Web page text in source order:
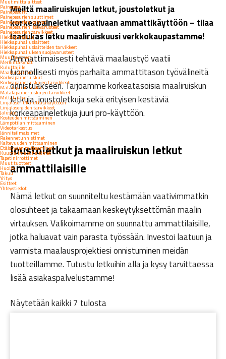
Painepesu
Painepesurit
Painepesurien suuttimet
Painepesurien kahvat
Painepesurien lisävarusteet
Painepesurien tarvikkeet
Hiekkapuhallus
Hiekkapuhalluslaitteet
Hiekkapuhalluslaitteiden tarvikkeet
Hiekkapuhalluksen suojavarusteet
Muut tuotteet
Merkintäkynät
Kuluttajille
Maalauslaitteet
Korkeapaineruiskut
Korkeapaineruiskujen tarvikkeet
Matalapaineruiskut
Matalapaineruiskujen tarvikkeet
Mittalaitteet
Linjalaserit kuluttajakäyttöön
Linjalasereiden tarvikkeet
Jalustat
Kosteuden mittaaminen
Lämpötilan mittaaminen
Videotarkastus
Jänniteilmaisimet
Rakennetunnistimet
Kaltevuuden mittaaminen
Etäisyyden mittaaminen
Kuumailmapuhaltimet
Tapetinirrottimet
Muut tuotteet
Huolto
Takuu
Yritys
Esitteet
Yhteystiedot
Meiltä maaliruiskujen letkut, joustoletkut ja
korkeapaineletkut vaativaan ammattikäyttöön – tilaa
laadukas letku maaliruiskuusi verkkokaupastamme!
Ammattimaisesti tehtävä maalaustyö vaatii
luonnollisesti myös parhaita ammattitason työvälineitä
onnistuakseen. Tarjoamme korkeatasoisia maaliruiskun
letkuja, joustoletkuja sekä erityisen kestäviä
korkeapaineletkuja juuri pro-käyttöön.
Joustoletkut ja maaliruiskun letkut
ammattilaisille
Nämä letkut on suunniteltu kestämään vaativimmatkin
olosuhteet ja takaamaan keskeytyksettömän maalin
virtauksen. Valikoimamme on suunnattu ammattilaisille,
jotka haluavat vain parasta työssään. Investoi laatuun ja
varmista maalausprojektiesi onnistuminen meidän
tuotteillamme. Tutustu letkuihin alla ja kysy tarvittaessa
lisää asiakaspalvelustamme!
Näytetään kaikki 7 tulosta